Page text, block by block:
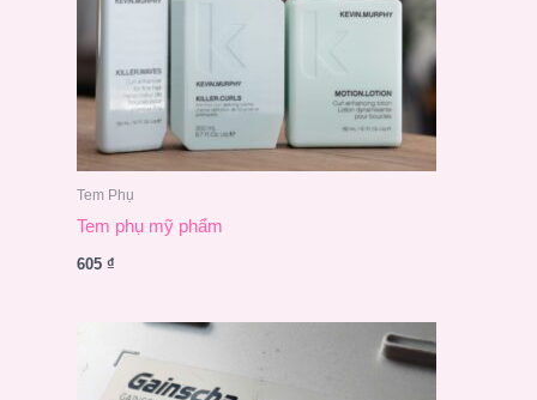
Tem Phụ
Tem phụ mỹ phẩm
605 ₫